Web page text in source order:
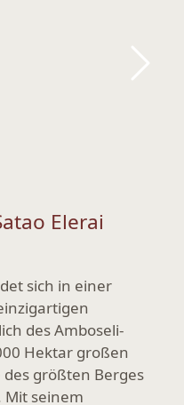
Vor
Elerai
sich in einer
des Amboseli-
Hektar großen
größten Berges
Mit seinem